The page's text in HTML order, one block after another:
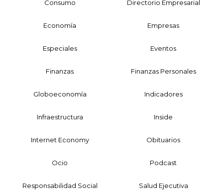
Consumo Directorio Empresarial
Economía Empresas
Especiales Eventos
Finanzas Finanzas Personales
Globoeconomía Indicadores
Infraestructura Inside
Internet Economy Obituarios
Ocio Podcast
Responsabilidad Social Salud Ejecutiva